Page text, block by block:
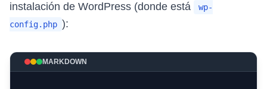
instalación de WordPress (donde está
wp-
config.php ):
MARKDOWN